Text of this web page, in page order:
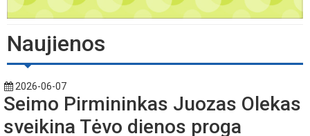
Naujienos
2026-06-07
Seimo Pirmininkas Juozas Olekas
sveikina Tėvo dienos proga